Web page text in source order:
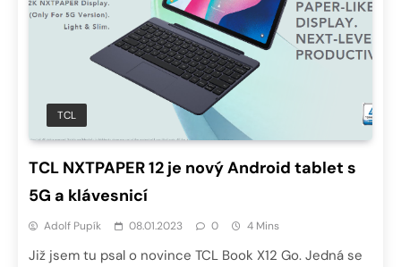
TCL
TCL NXTPAPER 12 je nový Android tablet s
5G a klávesnicí
Adolf Pupík 08.01.2023 0 4 Mins
Již jsem tu psal o novince TCL Book X12 Go. Jedná se